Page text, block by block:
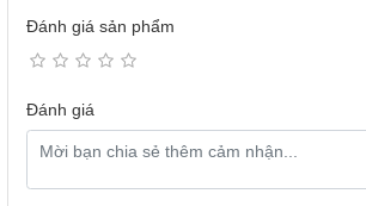
Đánh giá sản phẩm
Đánh giá